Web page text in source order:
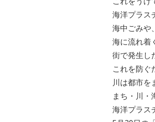
海洋プラス
海中ごみや
海に流れ着
街で発生し
これを防ぐ
川は都市を
まち・川・
海洋プラス